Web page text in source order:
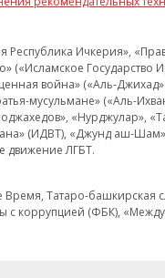
Ичкерия»,
(«Исламское
война» («Аль-Джихад»
мусульмане» («Аль-
«Нурджулар»,
(ИДВТ), «Джунд аш-
движение ЛГБТ.
Татаро-
коррупцией (ФБК),